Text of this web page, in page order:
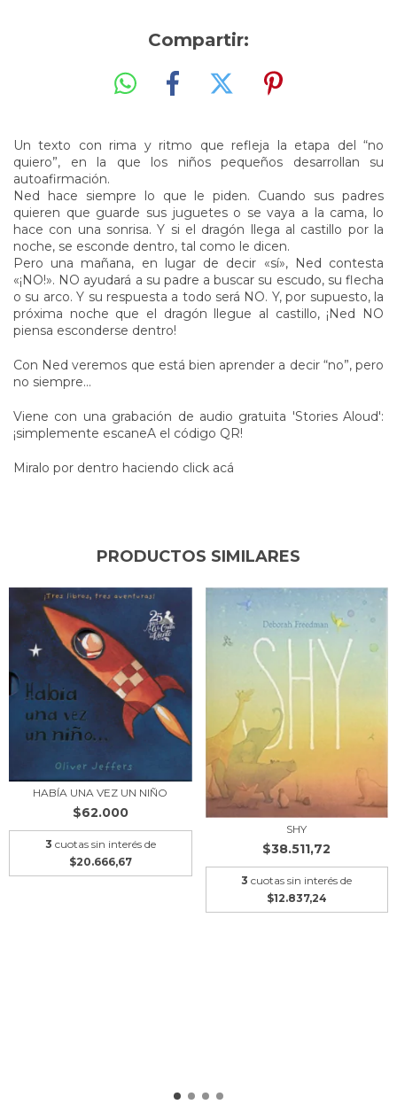
Compartir:
Un texto con rima y ritmo que refleja la etapa del “no
quiero”, en la que los niños pequeños desarrollan su
autoafirmación.
Ned hace siempre lo que le piden. Cuando sus padres
quieren que guarde sus juguetes o se vaya a la cama, lo
hace con una sonrisa. Y si el dragón llega al castillo por la
noche, se esconde dentro, tal como le dicen.
Pero una mañana, en lugar de decir «sí», Ned contesta
«¡NO!». NO ayudará a su padre a buscar su escudo, su flecha
o su arco. Y su respuesta a todo será NO. Y, por supuesto, la
próxima noche que el dragón llegue al castillo, ¡Ned NO
piensa esconderse dentro!
Con Ned veremos que está bien aprender a decir “no”, pero
no siempre…
Viene con una grabación de audio gratuita 'Stories Aloud':
¡simplemente escaneA el código QR!
Miralo por dentro haciendo click acá
PRODUCTOS SIMILARES
HABÍA UNA VEZ UN NIÑO
$62.000
3 cuotas sin interés de
$20.666,67
SHY
$38.511,72
3 cuotas sin interés de
$12.837,24